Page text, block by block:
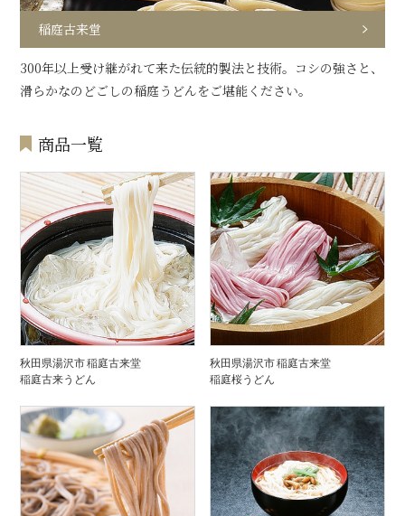
稲庭古来堂
300年以上受け継がれて来た伝統的製法と技術。コシの強さと、
滑らかなのどごしの稲庭うどんをご堪能ください。
商品一覧
秋田県湯沢市 稲庭古来堂
稲庭古来うどん
秋田県湯沢市 稲庭古来堂
稲庭桜うどん